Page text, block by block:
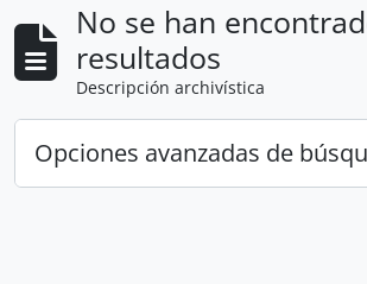
No se han
resultados
Descripción archivística
Opciones avanzadas de